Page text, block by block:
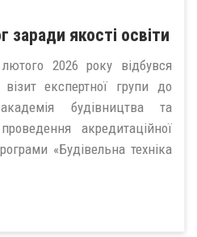
заради якості освіти
2026 року відбувся
експертної групи до
будівництва та
акредитаційної
«Будівельна техніка